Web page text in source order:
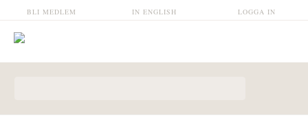
Hoppa till huvudinnehåll LOGGA IN
IN ENGLISH
BLI MEDLEM